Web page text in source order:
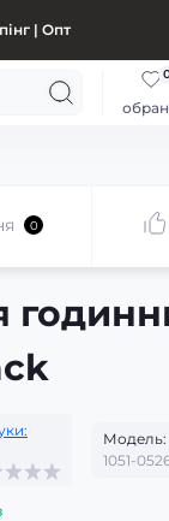
| Опт
0
Модель:
1051-